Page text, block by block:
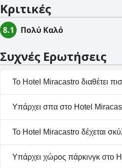
Κριτικές
8.1 Πολύ Καλό
Συχνές Ερωτήσεις
Το Hotel Miracastro διαθέτει
Όχι, το Hotel Miracastro δεν
Υπάρχει σπα στο Hotel
Όχι, το Hotel Miracastro δεν
Το Hotel Miracastro δέχεται
Όχι, το Hotel Miracastro δεν
Υπάρχει χώρος πάρκινγκ στο